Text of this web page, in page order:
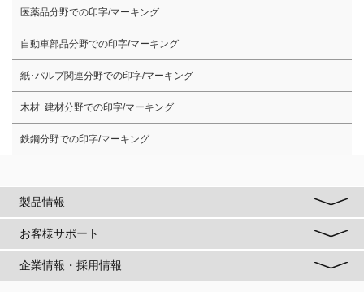
医薬品分野での印字/マーキング
自動車部品分野での印字/マーキング
紙･パルプ関連分野での印字/マーキング
木材･建材分野での印字/マーキング
鉄鋼分野での印字/マーキング
製品情報
お客様サポート
企業情報・採用情報